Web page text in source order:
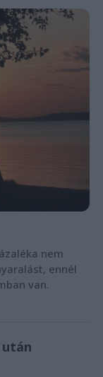
nem
ennél
van.